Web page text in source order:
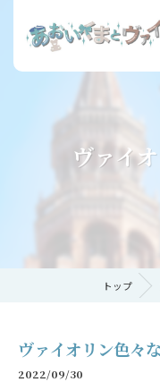
ヴァイ
トップ
ヴァイオリン色々
2022/09/30